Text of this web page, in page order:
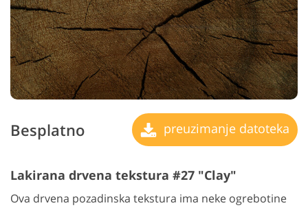
Besplatno preuzimanje datoteka
Lakirana drvena tekstura #27 "Clay"
Ova drvena pozadinska tekstura ima neke ogrebotine